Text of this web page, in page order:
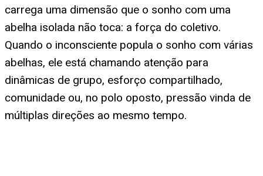
carrega uma dimensão que o sonho com uma
abelha isolada não toca: a força do coletivo.
Quando o inconsciente popula o sonho com várias
abelhas, ele está chamando atenção para
dinâmicas de grupo, esforço compartilhado,
comunidade ou, no polo oposto, pressão vinda de
múltiplas direções ao mesmo tempo.